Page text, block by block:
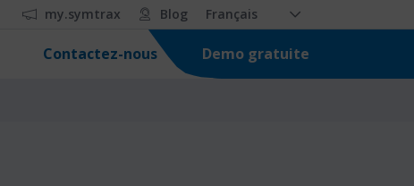
my.symtrax Blog Français
Contactez-nous Demo gratuite